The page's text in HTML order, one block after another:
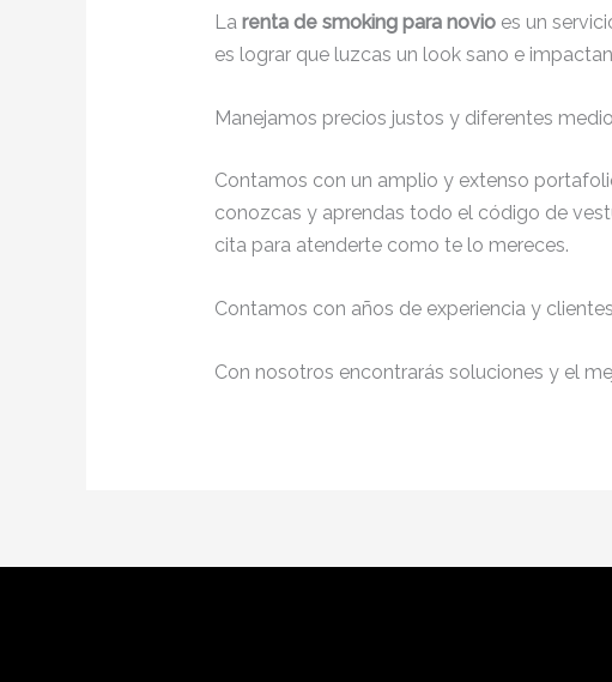
La renta de smoking para novio es un
es lograr que luzcas un look sano e
Manejamos precios justos y diferentes
Contamos con un amplio y extenso
conozcas y aprendas todo el código de
cita para atenderte como te lo mereces.
Contamos con años de experiencia y
Con nosotros encontrarás soluciones y el